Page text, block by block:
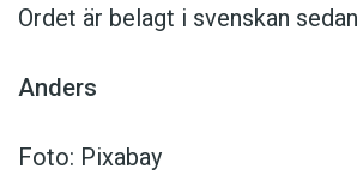
Ordet är belagt i svenskan
Anders
Foto: Pixabay